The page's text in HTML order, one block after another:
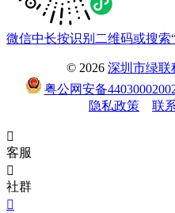
微信中长按识别二维码或搜索
© 2026 深圳市绿联
粤公网安备
隐私政策
联

客服

社群
